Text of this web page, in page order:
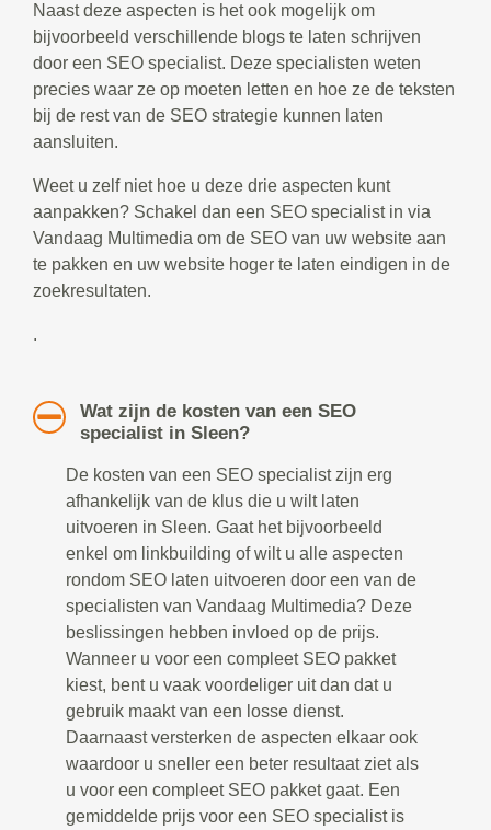
Naast deze aspecten is het ook mogelijk om
bijvoorbeeld verschillende blogs te laten schrijven
door een SEO specialist. Deze specialisten weten
precies waar ze op moeten letten en hoe ze de teksten
bij de rest van de SEO strategie kunnen laten
aansluiten.
Weet u zelf niet hoe u deze drie aspecten kunt
aanpakken? Schakel dan een SEO specialist in via
Vandaag Multimedia om de SEO van uw website aan
te pakken en uw website hoger te laten eindigen in de
zoekresultaten.
.
Wat zijn de kosten van een SEO
specialist in Sleen?
De kosten van een SEO specialist zijn erg
afhankelijk van de klus die u wilt laten
uitvoeren in Sleen. Gaat het bijvoorbeeld
enkel om linkbuilding of wilt u alle aspecten
rondom SEO laten uitvoeren door een van de
specialisten van Vandaag Multimedia? Deze
beslissingen hebben invloed op de prijs.
Wanneer u voor een compleet SEO pakket
kiest, bent u vaak voordeliger uit dan dat u
gebruik maakt van een losse dienst.
Daarnaast versterken de aspecten elkaar ook
waardoor u sneller een beter resultaat ziet als
u voor een compleet SEO pakket gaat. Een
gemiddelde prijs voor een SEO specialist is